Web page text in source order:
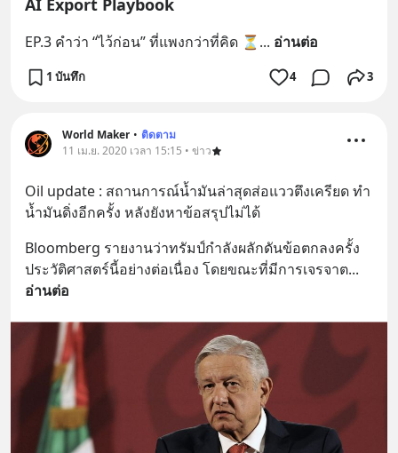
EP.3 คำว่า “ไว้ก่อน” ที่แพงกว่าที่คิด ⏳ ... อ่านต่อ
1 บันทึก 4 3
World Maker • ติดตาม
11 เม.ย. 2020 เวลา 15:15 • ข่าว
Oil update : สถานการณ์น้ำมันล่าสุดส่อแววตึงเครียด ทำ
น้ำมันดิ่งอีกครั้ง หลังยังหาข้อสรุปไม่ได้
Bloomberg รายงานว่าทรัมป์กำลังผลักดันข้อตกลงครั้ง
ประวัติศาสตร์นี้อย่างต่อเนื่อง โดยขณะที่มีการเจรจาต
อ่านต่อ